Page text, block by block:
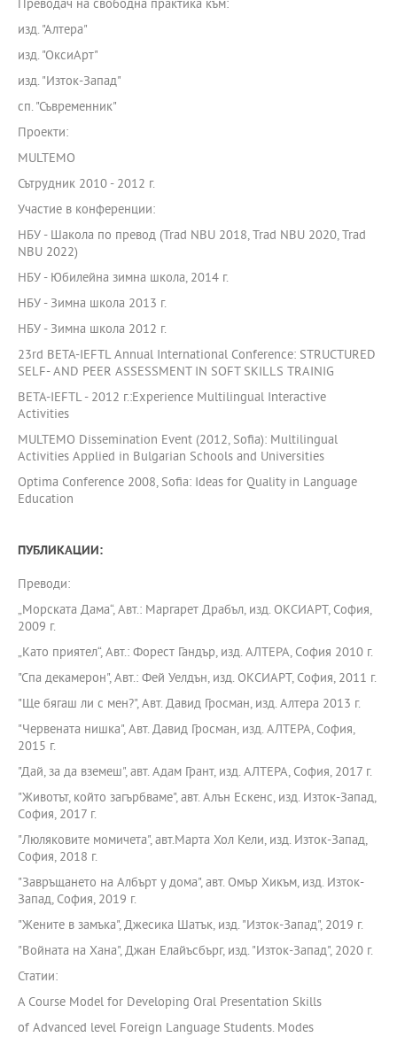
Преводач на свободна практика към:
изд. "Алтера"
изд. "ОксиАрт"
изд. "Изток-Запад"
сп. "Съвременник"
Проекти:
MULTEMO
Сътрудник 2010 - 2012 г.
Участие в конференции:
НБУ - Шакола по превод (Trad NBU 2018, Trad NBU 2020, Trad
NBU 2022)
НБУ - Юбилейна зимна школа, 2014 г.
НБУ - Зимна школа 2013 г.
НБУ - Зимна школа 2012 г.
23rd BETA-IEFTL Annual International Conference: STRUCTURED
SELF- AND PEER ASSESSMENT IN SOFT SKILLS TRAINIG
BETA-IEFTL - 2012 г.:Experience Multilingual Interactive
Activities
MULTEMO Dissemination Event (2012, Sofia): Multilingual
Activities Applied in Bulgarian Schools and Universities
Optima Conference 2008, Sofia: Ideas for Quality in Language
Education
ПУБЛИКАЦИИ:
Преводи:
„Морската Дама“, Авт.: Маргарет Драбъл, изд. ОКСИАРТ, София,
2009 г.
„Като приятел“, Авт.: Форест Гандър, изд. АЛТЕРА, София 2010 г.
"Спа декамерон", Авт.: Фей Уелдън, изд. ОКСИАРТ, София, 2011 г.
"Ще бягаш ли с мен?", Авт. Давид Гросман, изд. Алтера 2013 г.
"Червената нишка", Авт. Давид Гросман, изд. АЛТЕРА, София,
2015 г.
"Дай, за да вземеш", авт. Адам Грант, изд. АЛТЕРА, София, 2017 г.
"Животът, който загърбваме", авт. Алън Ескенс, изд. Изток-Запад,
София, 2017 г.
"Люляковите момичета", авт.Марта Хол Кели, изд. Изток-Запад,
София, 2018 г.
"Завръщането на Албърт у дома", авт. Омър Хикъм, изд. Изток-
Запад, София, 2019 г.
"Жените в замъка", Джесика Шатък, изд. "Изток-Запад", 2019 г.
"Войната на Хана", Джан Елайъсбърг, изд. "Изток-Запад", 2020 г.
Статии:
A Course Model for Developing Oral Presentation Skills
of Advanced level Foreign Language Students. Modes